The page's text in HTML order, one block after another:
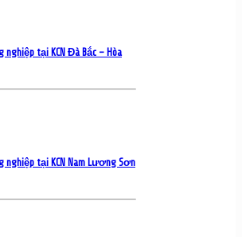
tại KCN Đà Bắc – Hòa
tại KCN Nam Lương Sơn